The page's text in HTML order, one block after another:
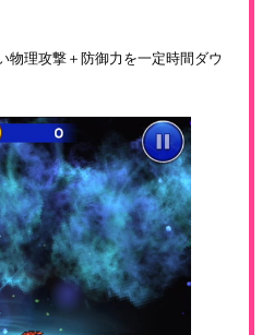
物理攻撃＋防御力を一定時間ダウ